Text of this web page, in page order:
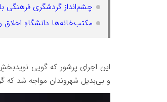
چشم‌انداز گردشگری فرهنگی
مکتب‌خانه‌ها دانشگاهِ
این اجرای پرشور که گویی
و بی‌بدیل شهروندان مواجه شد که